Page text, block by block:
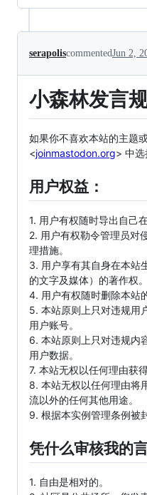
serapoliscommentedJun 2,
小森林发言
如果你不喜欢本站的主题
<joinmastodon.org> 中选
用户权益：
1. 用户有权随时导出自己
2. 用户有权勒令管理员对
理措施。
3. 用户享有其自身在本站
的文字及媒体）的著作权。
4. 用户有权随时删除本站
5. 本站原则上只对违规用
用户账号。
6. 本站原则上只对违规内
用户数据。
7. 本站无权以任何理由获
8. 本站无权以任何理由将
流以外的任何其他用途。
9. 根据本实例管理条例被
凭什么审核我的
1. 自由是相对的。